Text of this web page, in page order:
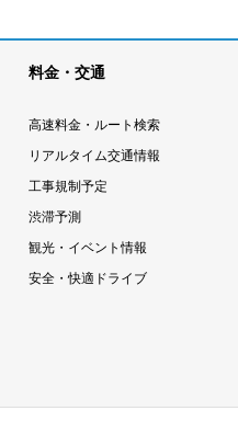
料金・交通
高速料金・ルート検索
リアルタイム交通情報
工事規制予定
渋滞予測
観光・イベント情報
安全・快適ドライブ